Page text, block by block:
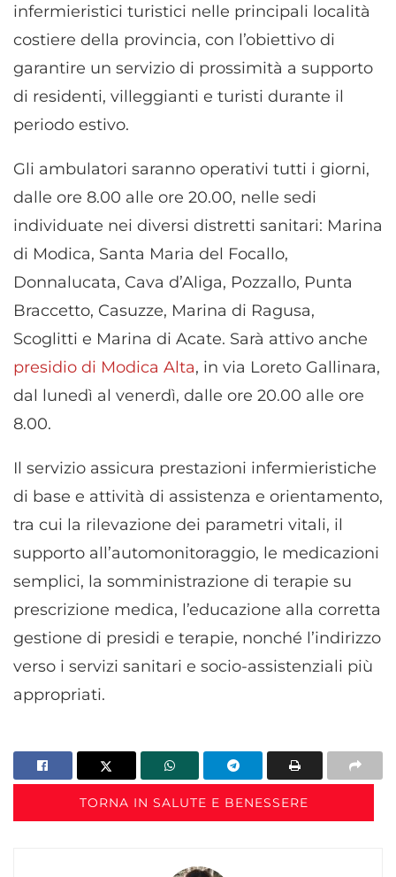
infermieristici turistici nelle principali località
costiere della provincia, con l’obiettivo di
garantire un servizio di prossimità a supporto
di residenti, villeggianti e turisti durante il
periodo estivo.
Gli ambulatori saranno operativi tutti i giorni,
dalle ore 8.00 alle ore 20.00, nelle sedi
individuate nei diversi distretti sanitari: Marina
di Modica, Santa Maria del Focallo,
Donnalucata, Cava d’Aliga, Pozzallo, Punta
Braccetto, Casuzze, Marina di Ragusa,
Scoglitti e Marina di Acate. Sarà attivo anche
presidio di Modica Alta, in via Loreto Gallinara,
dal lunedì al venerdì, dalle ore 20.00 alle ore
8.00.
Il servizio assicura prestazioni infermieristiche
di base e attività di assistenza e orientamento,
tra cui la rilevazione dei parametri vitali, il
supporto all’automonitoraggio, le medicazioni
semplici, la somministrazione di terapie su
prescrizione medica, l’educazione alla corretta
gestione di presidi e terapie, nonché l’indirizzo
verso i servizi sanitari e socio-assistenziali più
appropriati.
TORNA IN SALUTE E BENESSERE